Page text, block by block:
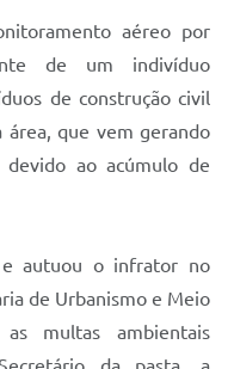
aéreo por
de um indivíduo
de construção civil
que vem gerando
devido ao acúmulo de
autuou o infrator no
de Urbanismo e Meio
multas ambientais